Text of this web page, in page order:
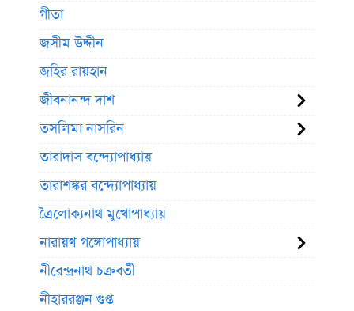
গীতা
জসীম উদ্দীন
জহির রায়হান
জীবনানন্দ দাশ
তসলিমা নাসরিন
তারাদাস বন্দ্যোপাধ্যায়
তারাশঙ্কর বন্দ্যোপাধ্যায়
ত্রৈলোক্যনাথ মুখোপাধ্যায়
নারায়ণ গঙ্গোপাধ্যায়
নীরেন্দ্রনাথ চক্রবর্তী
নীহাররঞ্জন গুপ্ত